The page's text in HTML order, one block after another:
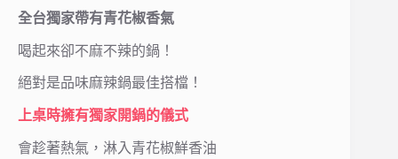
全台獨家帶有青花椒香氣
喝起來卻不麻不辣的鍋！
絕對是品味麻辣鍋最佳搭檔！
上桌時擁有獨家開鍋的儀式
會趁著熱氣，淋入青花椒鮮香油